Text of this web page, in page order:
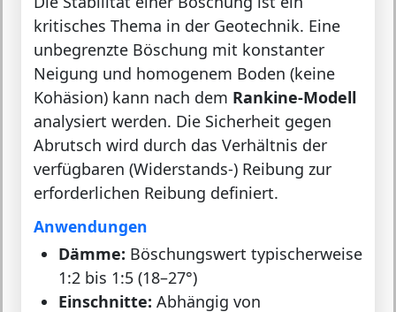
kritisches Thema in der Geotechnik. Eine
unbegrenzte Böschung mit konstanter
Neigung und homogenem Boden (keine
Kohäsion) kann nach dem Rankine-Modell
analysiert werden. Die Sicherheit gegen
Abrutsch wird durch das Verhältnis der
verfügbaren (Widerstands-) Reibung zur
erforderlichen Reibung definiert.
Anwendungen
Dämme: Böschungswert typischerweise
1:2 bis 1:5 (18–27°)
Einschnitte: Abhängig von